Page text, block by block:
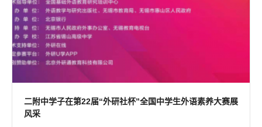
二附中学子在第22届“外研社杯”全国中学生外语素养大赛展
风采